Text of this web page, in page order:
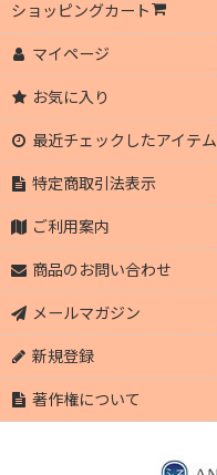
ショッピングカート
マイページ
お気に入り
最近チェックしたアイテム
特定商取引法表示
ご利用案内
商品のお問い合わせ
メールマガジン
新規登録
著作権について